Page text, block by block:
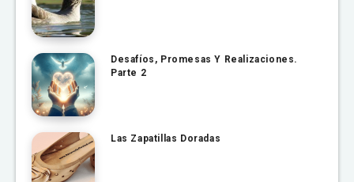
Desafíos, Promesas Y Realizaciones.
Parte 2
Las Zapatillas Doradas